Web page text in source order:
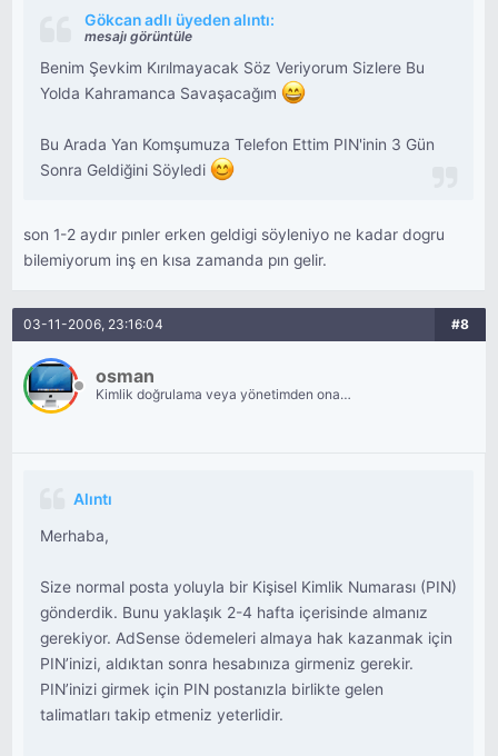
Gökcan adlı üyeden alıntı:
mesajı görüntüle
Benim Şevkim Kırılmayacak Söz Veriyorum Sizlere Bu
Yolda Kahramanca Savaşacağım
Bu Arada Yan Komşumuza Telefon Ettim PIN'inin 3 Gün
Sonra Geldiğini Söyledi
son 1-2 aydır pınler erken geldigi söyleniyo ne kadar dogru
bilemiyorum inş en kısa zamanda pın gelir.
03-11-2006, 23:16:04 #8
osman
Kimlik doğrulama veya yönetimden onay
Alıntı
Merhaba,
Size normal posta yoluyla bir Kişisel Kimlik Numarası (PIN)
gönderdik. Bunu yaklaşık 2-4 hafta içerisinde almanız
gerekiyor. AdSense ödemeleri almaya hak kazanmak için
PIN’inizi, aldıktan sonra hesabınıza girmeniz gerekir.
PIN’inizi girmek için PIN postanızla birlikte gelen
talimatları takip etmeniz yeterlidir.